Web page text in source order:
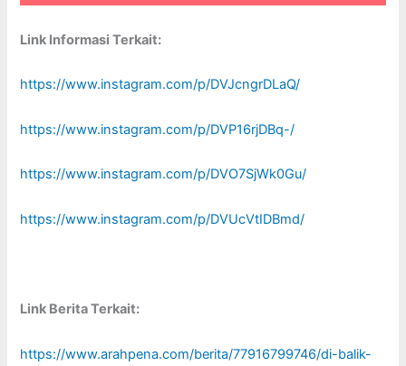
Link Informasi Terkait:
https://www.instagram.com/p/DVJcngrDLaQ/
https://www.instagram.com/p/DVP16rjDBq-/
https://www.instagram.com/p/DVO7SjWk0Gu/
https://www.instagram.com/p/DVUcVtIDBmd/
Link Berita Terkait:
https://www.arahpena.com/berita/77916799746/di-balik-